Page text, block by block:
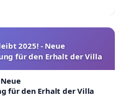
2025! - Neue
für den Erhalt der Villa
für den Erhalt der Villa